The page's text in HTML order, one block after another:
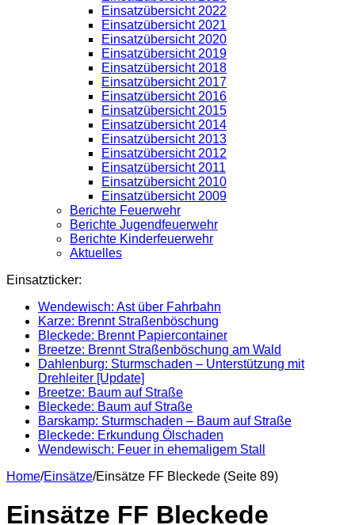
Einsatzübersicht 2022
Einsatzübersicht 2021
Einsatzübersicht 2020
Einsatzübersicht 2019
Einsatzübersicht 2018
Einsatzübersicht 2017
Einsatzübersicht 2016
Einsatzübersicht 2015
Einsatzübersicht 2014
Einsatzübersicht 2013
Einsatzübersicht 2012
Einsatzübersicht 2011
Einsatzübersicht 2010
Einsatzübersicht 2009
Berichte Feuerwehr
Berichte Jugendfeuerwehr
Berichte Kinderfeuerwehr
Aktuelles
Einsatzticker:
Wendewisch: Ast über Fahrbahn
Karze: Brennt Straßenböschung
Bleckede: Brennt Papiercontainer
Breetze: Brennt Straßenböschung am Wald
Dahlenburg: Sturmschaden – Unterstützung mit
Drehleiter [Update]
Breetze: Baum auf Straße
Bleckede: Baum auf Straße
Barskamp: Sturmschaden – Baum auf Straße
Bleckede: Erkundung Ölschaden
Wendewisch: Feuer in ehemaligem Stall
Home/Einsätze/Einsätze FF Bleckede (Seite 89)
Einsätze FF Bleckede